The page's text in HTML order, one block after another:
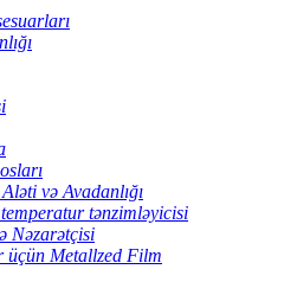
və Avadanlığı
tənzimləyicisi
Nəzarətçisi
üçün Metallzed Film